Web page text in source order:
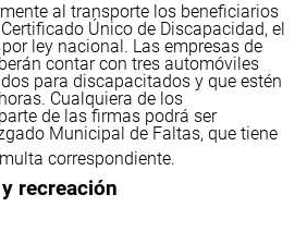
al transporte los beneficiarios
Único de Discapacidad, el
ley nacional. Las empresas de
contar con tres automóviles
para discapacitados y que estén
Cualquiera de los
de las firmas podrá ser
Municipal de Faltas, que tiene
correspondiente.
recreación